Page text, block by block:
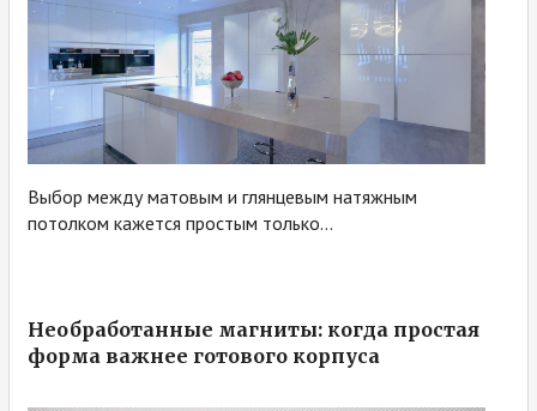
Выбор между матовым и глянцевым натяжным
потолком кажется простым только...
Необработанные магниты: когда простая
форма важнее готового корпуса